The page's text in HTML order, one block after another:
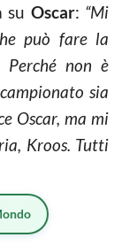
su Oscar: “Mi
può fare la
Perché non è
sia
Oscar, ma mi
Kroos. Tutti